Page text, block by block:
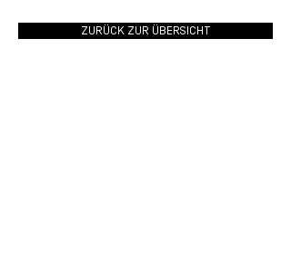
ZURÜCK ZUR ÜBERSICHT